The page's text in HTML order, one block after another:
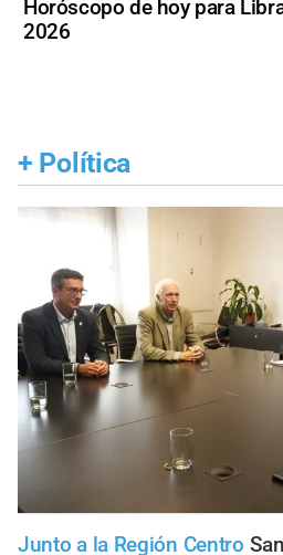
Horóscopo de hoy para
2026
+ Política
Junto a la Región Centro